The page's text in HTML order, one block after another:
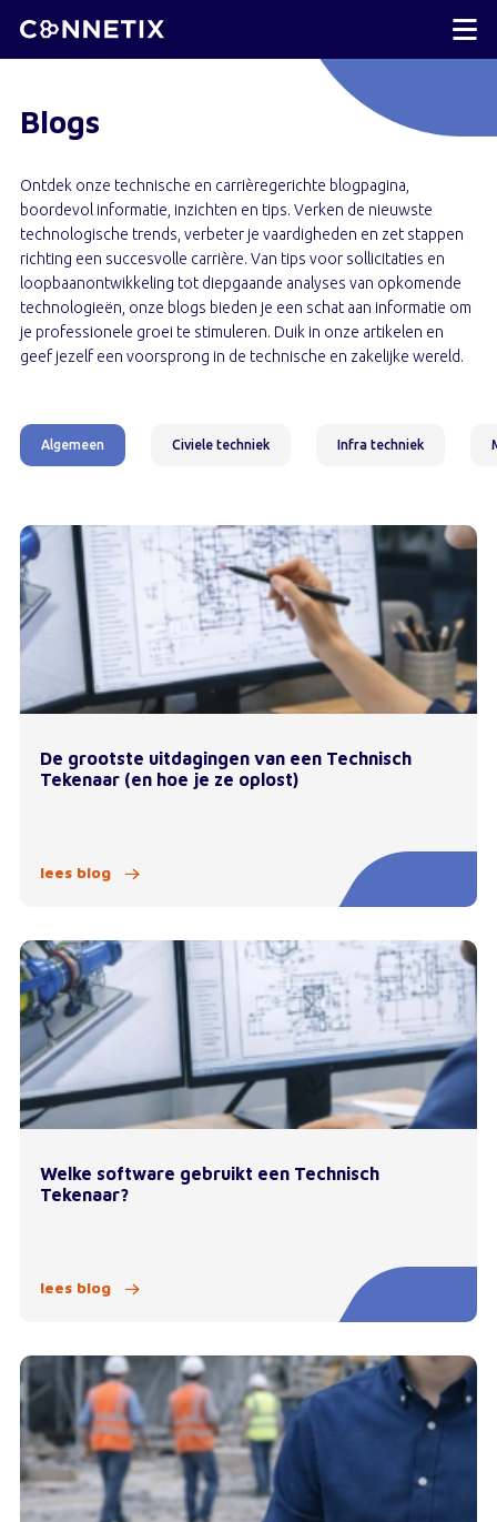
Blogs
Ontdek onze technische en carrièregerichte blogpagina,
boordevol informatie, inzichten en tips. Verken de nieuwste
technologische trends, verbeter je vaardigheden en zet stappen
richting een succesvolle carrière. Van tips voor sollicitaties en
loopbaanontwikkeling tot diepgaande analyses van opkomende
technologieën, onze blogs bieden je een schat aan informatie om
je professionele groei te stimuleren. Duik in onze artikelen en
geef jezelf een voorsprong in de technische en zakelijke wereld.
Algemeen Civiele techniek Infra techniek
De grootste uitdagingen van een Technisch
Tekenaar (en hoe je ze oplost)
lees blog
Welke software gebruikt een Technisch
Tekenaar?
lees blog